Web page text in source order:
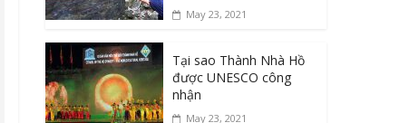
May 23, 2021
Tại sao Thành Nhà Hồ
được UNESCO công
nhận
May 23, 2021